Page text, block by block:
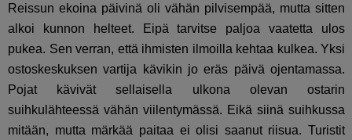
Reissun ekoina päivinä oli vähän pilvisempää, mutta sitten
alkoi kunnon helteet. Eipä tarvitse paljoa vaatetta ulos
pukea. Sen verran, että ihmisten ilmoilla kehtaa kulkea. Yksi
ostoskeskuksen vartija kävikin jo eräs päivä ojentamassa.
Pojat kävivät sellaisella ulkona olevan ostarin
suihkulähteessä vähän viilentymässä. Eikä siinä suihkussa
mitään, mutta märkää paitaa ei olisi saanut riisua. Turistit